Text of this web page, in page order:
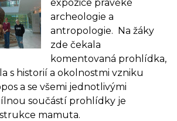
expozice pravěké
archeologie a
antropologie. Na žáky
zde čekala
komentovaná prohlídka,
s historií a okolnostmi vzniku
a se všemi jednotlivými
součástí prohlídky je
mamuta.